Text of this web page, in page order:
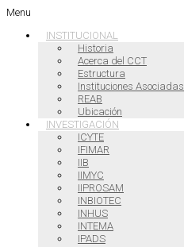
Menu
INSTITUCIONAL
Historia
Acerca del CCT
Estructura
Instituciones Asociadas
REAB
Ubicación
INVESTIGACIÓN
ICYTE
IFIMAR
IIB
IIMYC
IIPROSAM
INBIOTEC
INHUS
INTEMA
IPADS